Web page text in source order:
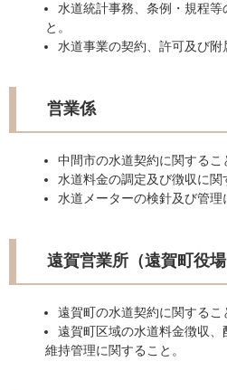
水道統計事務、条例・規程等
と。
水道事業の契約、許可及び附
営業係
中間市の水道契約に関するこ
水道料金の調定及び徴収に関
水道メーターの検針及び管理
遠賀営業所（遠賀町役場
遠賀町の水道契約に関するこ
遠賀町区域の水道料金徴収
維持管理に関すること。